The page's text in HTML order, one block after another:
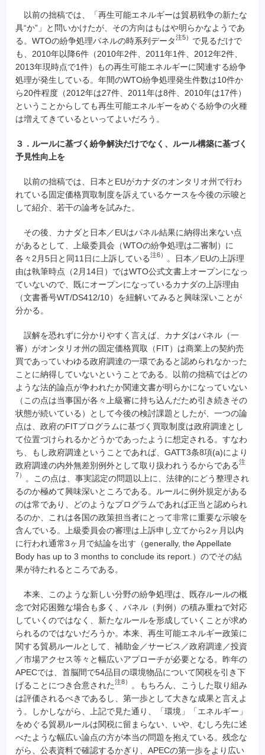
以前の拙稿では、「再生可能エネルギーは貿易戦争の新たな
具“か”」と問いかけたが、その方向はもはや明らかなようであ
る。WTOの紛争処理パネルの時系列データ注5）
で見るだけで
も、2010年以降6件（2010年2件、2011年1件、2012年2件、
2013年現時点で1件）もの再生可能エネルギーに関連する紛争
処理が発生している。年間のWTO紛争処理発生件数は10件か
ら20件程度（2012年は27件、2011年は8件、2010年は17件）
ということからしても再生可能エネルギーをめぐる紛争の火種
は増えてきているといってよいだろう。
３．ルールに基づく紛争解決だけでなく、ルール構築に基づく
予見性向上を
以前の拙稿では、日本とEUがカナダのオンタリオ州で行わ
れている固定価格買取制度を訴えているケースを今後の示唆と
して紹介、若干の論考を試みた。
その後、カナダと日本／EUはパネル結果に納得出来ない点
があるとして、上級委員会（WTOの紛争処理は二審制）に
各々2月5日と同11日に上訴している注6）
。日本／EUの上訴理
由は執筆時点（2月14日）ではWTO公式文書上オープンになっ
ていないので、既にオープンになっているカナダの上訴理由
（文書番号WT/DS412/10）を紐解いてみると興味深いことが
分かる。
誤解を恐れずに分かりやすく言えば、カナダはパネル（一
審）がオンタリオ州の固定価格買取（FIT）は商業上の契約売
買であっていわゆる政府調達の一環であると認められなかった
ことに納得していないということである。以前の拙稿ではどの
ような法的論点が争われたか関連文書が明らかになっていない
（この点は当事国が各々上級審に持ち込んだため引き続きその
状態が続いている）として今後の検討課題としたが、一つの論
点は、政府のFITプログラムに基づく買取制度は政府調達とし
て位置づけられるかどうかであったように想定される。すなわ
ち、もし政府調達ということであれば、GATT3条8項(a)により
政府調達の内外無差別例外として取り扱われうるからである注
7）
。この点は、事実認定の問題以上に、法律的にどう整理され
るのか極めて興味深いところである。ルールに例外規定がある
のは常であり、どのようなプログラムであれば正当と認められ
るのか、これは各国の政策担当者にとって非常に重要な示唆を
含んでいる。上級委員会の審理は上訴申し立てから2ヶ月以内
に行われ通常3ヶ月で結論を出す（generally, the Appellate
Body has up to 3 months to conclude its report.）のでその結
果が待たれるところである。
本来、このような新しい分野の紛争処理は、既存ルールの概
念で対応困難な場合も多く、パネル（判例）の積み重ねで対応
していくのではなく、新たなルールを形成していくことが求め
られるのではないだろうか。本来、再生可能エネルギー政策に
関する貿易ルールとして、補助金／サービス／政府調達／投資
／市場アクセス等々と幅広いアプローチが必要となる。昨年の
APECでは、首脳間で54品目の環境物品について関税を引き下
げることにつき合意された注8）
。もちろん、こうした取り組み
は評価されるべきであるし、第一歩として大きな成果と言えよ
う。しかしながら、上記で見た通り、「環境」「エネルギー」
をめぐる貿易ルールは関税に留まらない、いや、むしろ先に述
べたような幅広い論点の方が本当の問題を抱えている。残念な
がら、公表資料で確認するかぎり、APECの第一歩をより広い